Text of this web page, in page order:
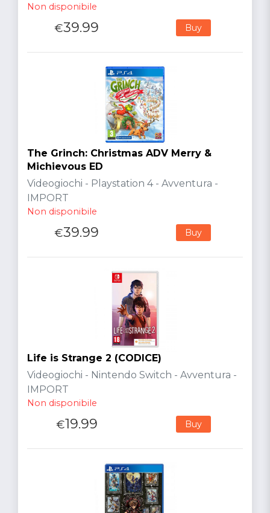
Non disponibile
€39.99 Buy
The Grinch: Christmas ADV Merry &
Michievous ED
Videogiochi - Playstation 4 - Avventura -
IMPORT
Non disponibile
€39.99 Buy
Life is Strange 2 (CODICE)
Videogiochi - Nintendo Switch - Avventura -
IMPORT
Non disponibile
€19.99 Buy